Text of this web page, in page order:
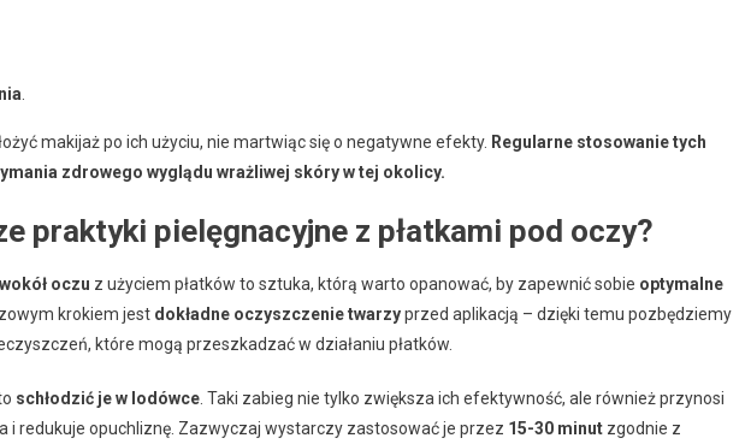
makijaż po ich użyciu, nie martwiąc się o negatywne efekty. Regularne stosowanie tych
zdrowego wyglądu wrażliwej skóry w tej okolicy.
praktyki pielęgnacyjne z płatkami pod oczy?
oczu z użyciem płatków to sztuka, którą warto opanować, by zapewnić sobie optymalne
krokiem jest dokładne oczyszczenie twarzyprzed aplikacją – dzięki temu pozbędziemy
które mogą przeszkadzać w działaniu płatków.
schłodzić je w lodówce . Taki zabieg nie tylko zwiększa ich efektywność, ale również przynosi
i redukuje opuchliznę. Zazwyczaj wystarczy zastosować je przez 15-30 minut zgodnie z